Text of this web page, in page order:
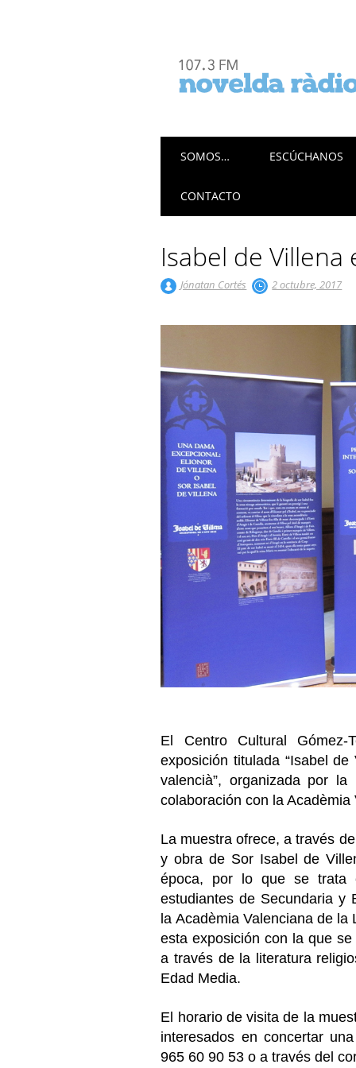
Menú principal
SOMOS… ESCÚCHANOS
CONTACTO
Isabel de
Jónatan Cortés 2 octubre, 2017
El Centro Cultural
exposición titulada “Isabel
valencià”, organizada por
colaboración con la
La muestra ofrece, a través
y obra de Sor Isabel de
época, por lo que se trata
estudiantes de Secundaria y
la Acadèmia Valenciana de la
esta exposición con la que
a través de la literatura
Edad Media.
El horario de visita de la
interesados en concertar
965 60 90 53 o a través del